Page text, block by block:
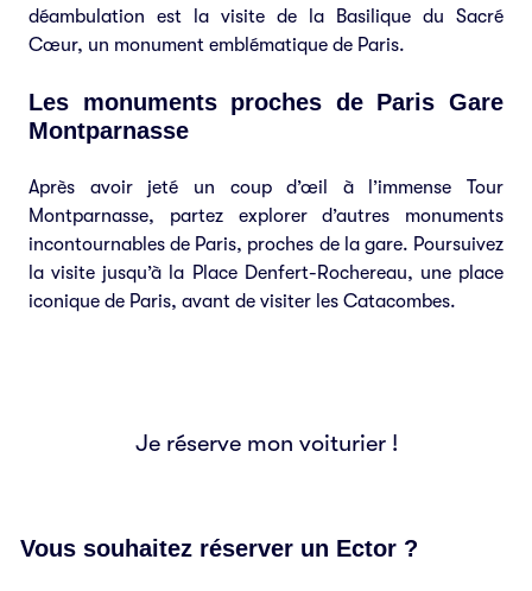
déambulation est la visite de la Basilique du Sacré
Cœur, un monument emblématique de Paris.
Les monuments proches de Paris Gare
Montparnasse
Après avoir jeté un coup d’œil à l’immense Tour
Montparnasse, partez explorer d’autres monuments
incontournables de Paris, proches de la gare. Poursuivez
la visite jusqu’à la Place Denfert-Rochereau, une place
iconique de Paris, avant de visiter les Catacombes.
Je réserve mon voiturier !
Vous souhaitez réserver un Ector ?